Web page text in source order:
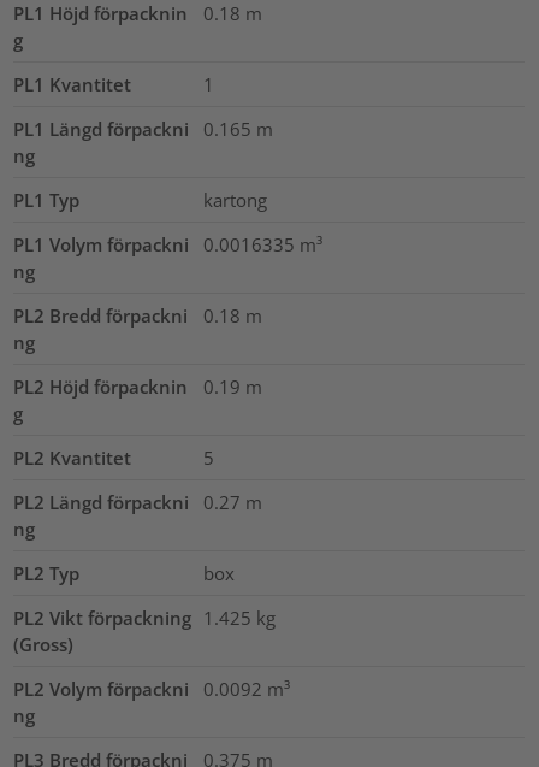
PL1 Höjd förpacknin
g
0.18 m
PL1 Kvantitet
1
PL1 Längd förpackni
ng
0.165 m
PL1 Typ
kartong
PL1 Volym förpackni
ng
0.0016335 m³
PL2 Bredd förpackni
ng
0.18 m
PL2 Höjd förpacknin
g
0.19 m
PL2 Kvantitet
5
PL2 Längd förpackni
ng
0.27 m
PL2 Typ
box
PL2 Vikt förpackning
(Gross)
1.425 kg
PL2 Volym förpackni
ng
0.0092 m³
PL3 Bredd förpackni 0.375 m